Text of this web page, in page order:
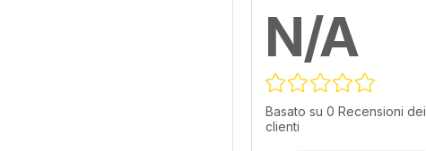
N/A
Basato su 0 Recensioni dei
clienti